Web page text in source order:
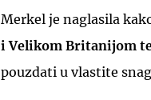
Merkel je naglasila
i Velikom Britanijom
pouzdati u vlastite